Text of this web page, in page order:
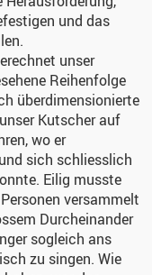
und das
unser
Reihenfolge
überdimensionierte
Kutscher auf
wo er
sich schliesslich
Eilig musste
versammelt
Durcheinander
sogleich ans
zu singen. Wie